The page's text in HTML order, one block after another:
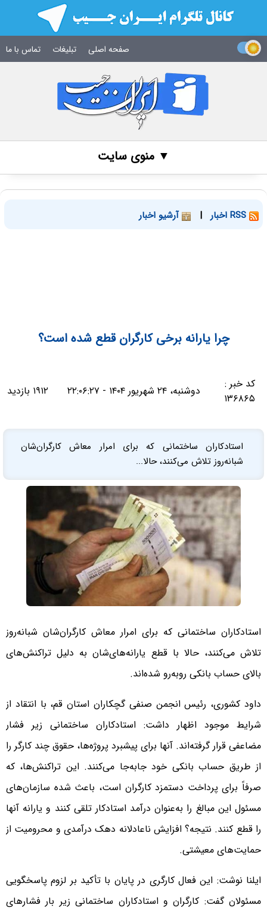
صفحه اصلی تبلیغات تماس با ما
▼ منوی سایت
| آرشیو اخبار
چرا یارانه برخی کارگران قطع شده است؟
کد خبر :
۱۳۶۸۶۵
دوشنبه، ۲۴ شهریور ۱۴۰۴ - ۲۲:۰۶:۲۷ ۱۹۱۲ بازدید
استادکاران ساختمانی که برای امرار معاش کارگران‌شان
شبانه‌روز تلاش می‌کنند، حالا...
استادکاران ساختمانی که برای امرار معاش کارگران‌شان شبانه‌روز
تلاش می‌کنند، حالا با قطع یارانه‌های‌شان به دلیل تراکنش‌های
بالای حساب بانکی روبه‌رو شده‌اند.
داود کشوری، رئیس انجمن صنفی گچکاران استان قم، با انتقاد از
شرایط موجود اظهار داشت: استادکاران ساختمانی زیر فشار
مضاعفی قرار گرفته‌اند. آنها برای پیشبرد پروژه‌ها، حقوق چند کارگر را
از طریق حساب بانکی خود جابه‌جا می‌کنند. این تراکنش‌ها، که
صرفاً برای پرداخت دستمزد کارگران است، باعث شده سازمان‌های
مسئول این مبالغ را به‌عنوان درآمد استادکار تلقی کنند و یارانه آنها
را قطع کنند. نتیجه؟ افزایش ناعادلانه دهک درآمدی و محرومیت از
حمایت‌های معیشتی.
ایلنا نوشت: این فعال کارگری در پایان با تأکید بر لزوم پاسخگویی
مسئولان گفت: کارگران و استادکاران ساختمانی زیر بار فشارهای